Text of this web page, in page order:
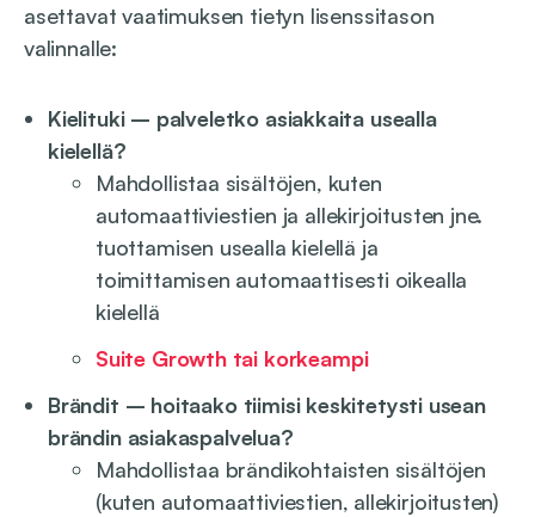
asettavat vaatimuksen tietyn lisenssitason
valinnalle:
Kielituki – palveletko asiakkaita usealla
kielellä?
Mahdollistaa sisältöjen, kuten
automaattiviestien ja allekirjoitusten jne.
tuottamisen usealla kielellä ja
toimittamisen automaattisesti oikealla
kielellä
Suite Growth tai korkeampi
Brändit – hoitaako tiimisi keskitetysti usean
brändin asiakaspalvelua?
Mahdollistaa brändikohtaisten sisältöjen
(kuten automaattiviestien, allekirjoitusten)